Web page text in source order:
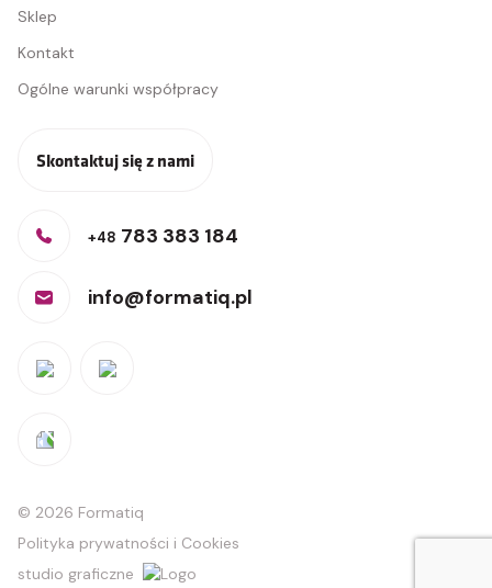
Sklep
Kontakt
Ogólne warunki współpracy
Skontaktuj się z nami
+48 783 383 184
info@formatiq.pl
© 2026 Formatiq
Polityka prywatności i Cookies
studio graficzne